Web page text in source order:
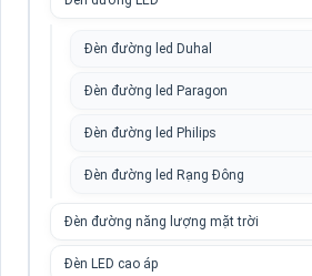
Đèn đường led Duhal
Đèn đường led Paragon
Đèn đường led Philips
Đèn đường led Rạng Đông
Đèn đường năng lượng mặt trời
Đèn LED cao áp